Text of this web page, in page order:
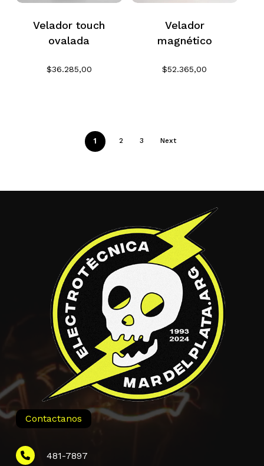
Velador touch
ovalada
$36.285,00
Velador
magnético
$52.365,00
1 2 3 Next
Contactanos
481-7897